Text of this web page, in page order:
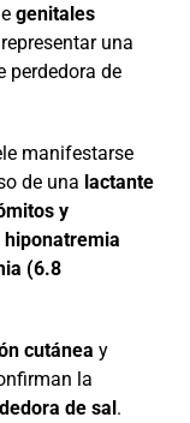
genitales
una
perdedora de
manifestarse
de una lactante
y
hiponatremia
(6.8
cutánea y
la
de sal.